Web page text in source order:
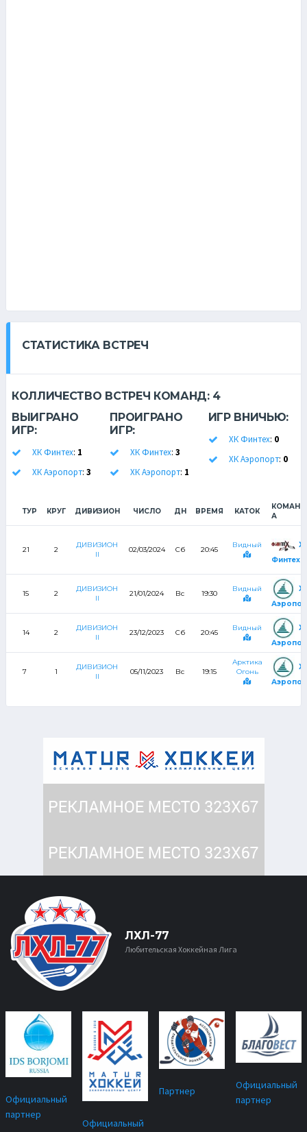
СТАТИСТИКА ВСТРЕЧ
КОЛЛИЧЕСТВО ВСТРЕЧ КОМАНД: 4
ВЫИГРАНО
ИГР:
ХК Финтех: 1
ХК Аэропорт: 3
ПРОИГРАНО
ИГР:
ХК Финтех:3
ХК Аэропорт: 1
ИГР ВНИЧЬЮ:
ХК Финтех: 0
ХК Аэропорт: 0
ТУР КРУГ ДИВИЗИОН ЧИСЛО ДН ВРЕМЯ КАТОК
А
21 2
ДИВИЗИОН
II
02/03/2024 Сб 20:45
Видный
Финтех
15 2
ДИВИЗИОН
II
21/01/2024 Вс 19:30
Видный
14 2
ДИВИЗИОН
II
23/12/2023 Сб 20:45
Видный
7 1
ДИВИЗИОН
II
05/11/2023 Вс 19:15
Арктика
Огонь
ЛХЛ-77
Любительская Хоккейная Лига
Официальный
партнер
Официальный
Партнер
Официальный
партнер